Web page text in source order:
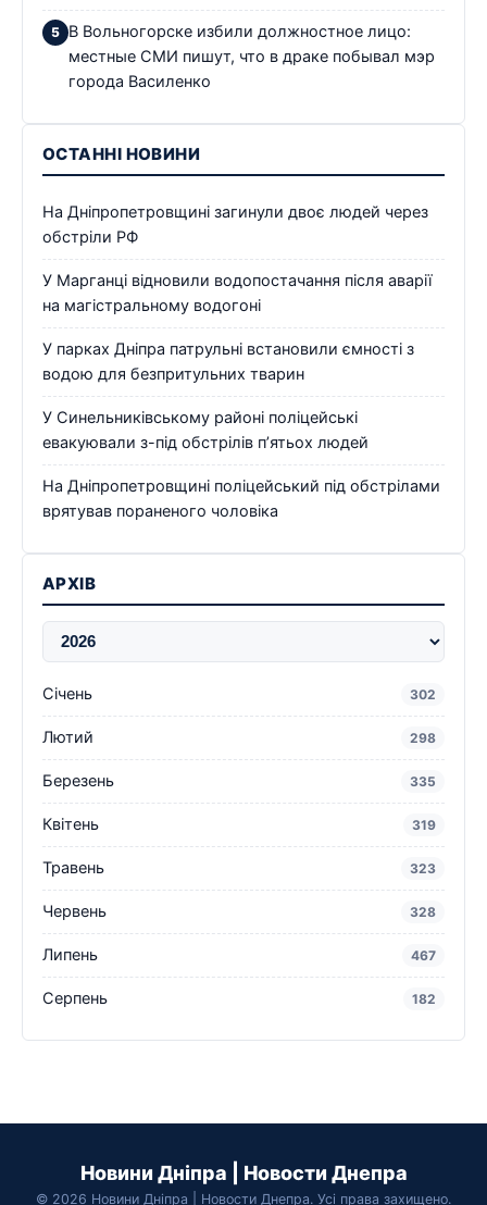
В Вольногорске избили должностное лицо:
местные СМИ пишут, что в драке побывал мэр
города Василенко
ОСТАННІ НОВИНИ
На Дніпропетровщині загинули двоє людей через
обстріли РФ
У Марганці відновили водопостачання після аварії
на магістральному водогоні
У парках Дніпра патрульні встановили ємності з
водою для безпритульних тварин
У Синельниківському районі поліцейські
евакуювали з-під обстрілів п’ятьох людей
На Дніпропетровщині поліцейський під обстрілами
врятував пораненого чоловіка
АРХІВ
Січень 302
Лютий 298
Березень 335
Квітень 319
Травень 323
Червень 328
Липень 467
Серпень 182
Новини Дніпра | Новости Днепра
© 2026 Новини Дніпра | Новости Днепра. Усі права захищено.